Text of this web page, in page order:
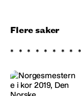
Flere saker